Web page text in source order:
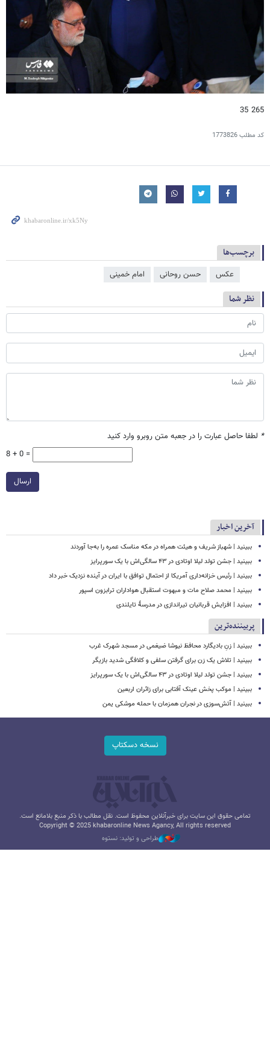
265 35
کد مطلب1773826
برچسب‌ها
عکس حسن روحانی امام خمینی
نظر شما
* لطفا حاصل عبارت را در جعبه متن روبرو وارد کنید
8 + 0 =
ارسال
آخرین اخبار
ببینید | شهباز شریف و هیئت همراه در مکه مناسک عمره را به‌جا آوردند
ببینید | جشن تولد لیلا اوتادی در ۴۳ سالگی‌اش با یک سورپرایز
ببینید | رئیس خزانه‌داری آمریکا از احتمال توافق با ایران در آینده نزدیک خبر داد
ببینید | محمد صلاح مات و مبهوت استقبال هواداران ترابزون اسپور
ببینید | افزایش قربانیان تیراندازی در مدرسۀ تایلندی
پربیننده‌ترین
ببینید | زنِ بادیگارد محافظ نیوشا ضیغمی در مسجد شهرک غرب
ببینید | تلاش یک زن برای گرفتن سلفی و کلافگی شدید بازیگر
ببینید | جشن تولد لیلا اوتادی در ۴۳ سالگی‌اش با یک سورپرایز
ببینید | موکب پخش عینک آفتابی برای زائران اربعین
ببینید | آتش‌سوزی در نجران همزمان با حمله موشکی یمن
نسخه دسکتاپ
تمامی حقوق این سایت برای خبرآنلاین محفوظ است. نقل مطالب با ذکر منبع بلامانع است.
Copyright © 2025 khabaronline News Agancy, All rights reserved
طراحی و تولید: نستوه